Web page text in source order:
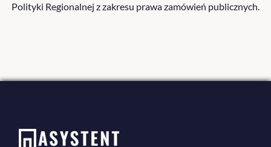
Polityki Regionalnej z zakresu prawa zamówień publicznych.